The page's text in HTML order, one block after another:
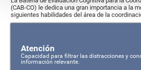
(CAB-CO) le dedica una gran importancia a la
siguientes habilidades del área de la
Atención
Capacidad para filtrar las distracciones y
información relevante.